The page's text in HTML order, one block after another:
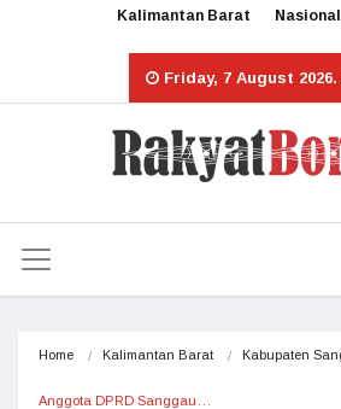
Kalimantan Barat Nasional
Friday, 7 August 2026.
Home Kalimantan Barat Kabupaten
Anggota DPRD Sanggau…